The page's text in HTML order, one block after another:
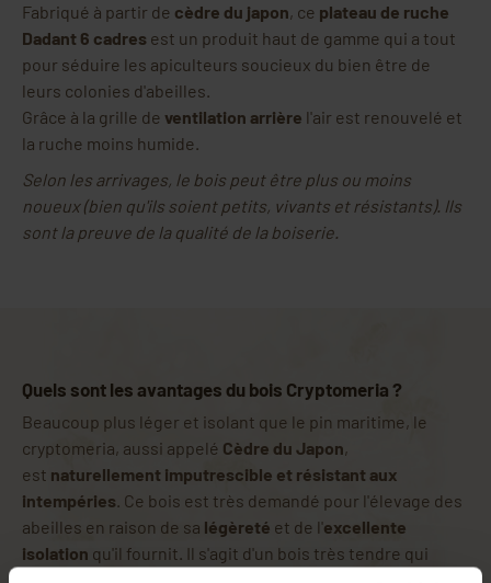
Fabriqué à partir de cèdre du japon, ce plateau de ruche
Dadant 6 cadres est un produit haut de gamme qui a tout
pour séduire les apiculteurs soucieux du bien être de
leurs colonies d'abeilles.
Grâce à la grille de ventilation arrière l'air est renouvelé et
la ruche moins humide.
Selon les arrivages, le bois peut être plus ou moins
noueux (bien qu'ils soient petits, vivants et résistants). Ils
sont la preuve de la qualité de la boiserie.
Quels sont les avantages du bois Cryptomeria ?
Beaucoup plus léger et isolant que le pin maritime, le
cryptomeria, aussi appelé Cèdre du Japon,
est naturellement imputrescible et résistant aux
intempéries. Ce bois est très demandé pour l'élevage des
abeilles en raison de sa légèreté et de l'excellente
isolation qu'il fournit. Il s'agit d'un bois très tendre qui